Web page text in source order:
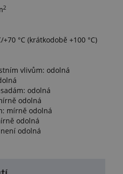
2
°C (krátkodobě +100 °C)
vlivům: odolná
odolná
odolná
mírně odolná
odolná
odolná